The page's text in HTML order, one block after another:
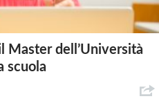
Master dell’Università
scuola